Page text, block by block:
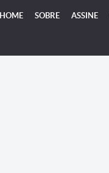
HOME SOBRE ASSINE